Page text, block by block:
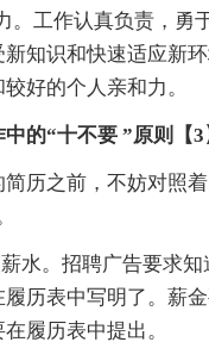
。工作认真负责，勇
知识和快速适应新
好的个人亲和力。
的“十不要 ”原则【3
历之前，不妨对照
水。招聘广告要求
历表中写明了。薪
履历表中提出。